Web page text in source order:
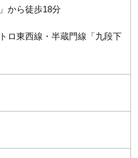
から徒歩18分
ロ東西線・半蔵門線「九段下